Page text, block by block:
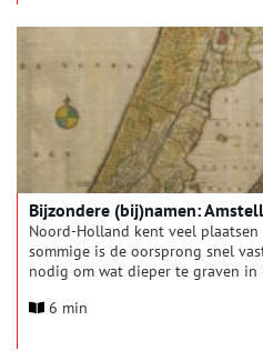
Bijzondere (bij)namen:
Noord-Holland kent veel plaatsen
sommige is de oorsprong snel
nodig om wat dieper te graven in
onze provincie, om achter de
6 min